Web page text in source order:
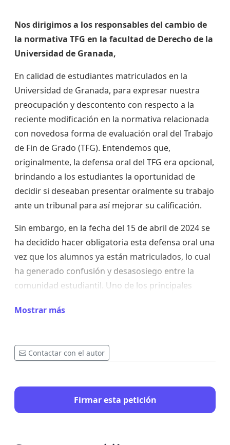
Nos dirigimos a los responsables del cambio de
la normativa TFG en la facultad de Derecho de la
Universidad de Granada,
En calidad de estudiantes matriculados en la
Universidad de Granada, para expresar nuestra
preocupación y descontento con respecto a la
reciente modificación en la normativa relacionada
con novedosa forma de evaluación oral del Trabajo
de Fin de Grado (TFG). Entendemos que,
originalmente, la defensa oral del TFG era opcional,
brindando a los estudiantes la oportunidad de
decidir si deseaban presentar oralmente su trabajo
ante un tribunal para así mejorar su calificación.
Sin embargo, en la fecha del 15 de abril de 2024 se
ha decidido hacer obligatoria esta defensa oral una
vez que los alumnos ya están matriculados, lo cual
ha generado confusión y desasosiego entre la
comunidad estudiantil. Uno de los principales
preparación por parte de muchos estudiantes que
oralmente su TFG. Muchos de nosotros habíamos
planeado nuestras agendas y compromisos
inicialmente, lo cual incluía la posibilidad de optar
por no realizar la defensa oral.
Mostrar más
Contactar con el autor
Firmar esta petición